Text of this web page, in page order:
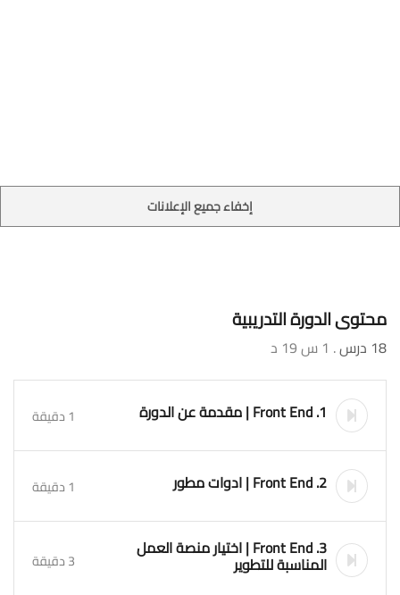
إخفاء جميع الإعلانات
محتوى الدورة التدريبية
18 درس . 1 س 19 د
1. Front End | مقدمة عن الدورة 1 دقيقة
2. Front End | ادوات مطور 1 دقيقة
3. Front End | اختيار منصة العمل
المناسبة للتطوير 3 دقيقة